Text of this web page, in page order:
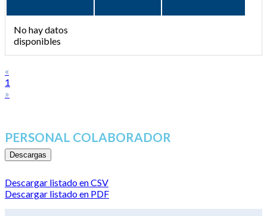
No hay datos
disponibles
«
1
»
PERSONAL COLABORADOR
Descargas
Descargar listado en CSV
Descargar listado en PDF